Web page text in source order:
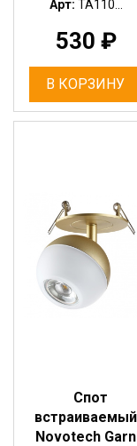
Арт: TA110...
530 ₽
В КОРЗИНУ
Спот
встраиваемый
Novotech Garn